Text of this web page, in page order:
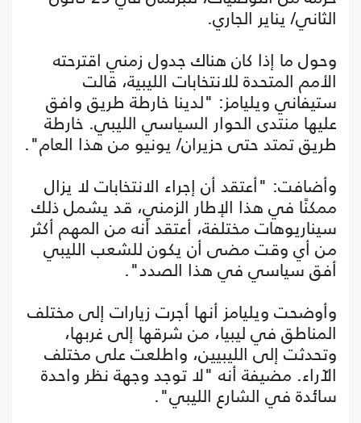
الثاني/ يناير الجاري.
وحول ما إذا كان هناك جدول زمني اقترحته
الأمم المتحدة للانتخابات الليبية، قالت
ستيفاني ويليامز: "لدينا خارطة طريق وافق
عليها منتدى الحوار السياسي الليبي. خارطة
طريق تمتد حتى حزيران/ يونيو من هذا العام".
وأضافت: "أعتقد أن إجراء الانتخابات لا يزال
ممكنًا في هذا الإطار الزمني، قد يشمل ذلك
سيناريوهات مختلفة، أعتقد أنه من المهم أكثر
من أي وقت مضى أن يكون للشعب الليبي
أفق سياسي في هذا الصدد".
وأوضحت ويليامز أنها أجرت زيارات إلى مختلف
المناطق في ليبيا، من شرقها إلى غربها،
وتحدثت إلى الليبيين، واطلعت على مختلف
الآراء. مضيفة أنه "لا توجد وجهة نظر واحدة
سائدة في الشارع الليبي".